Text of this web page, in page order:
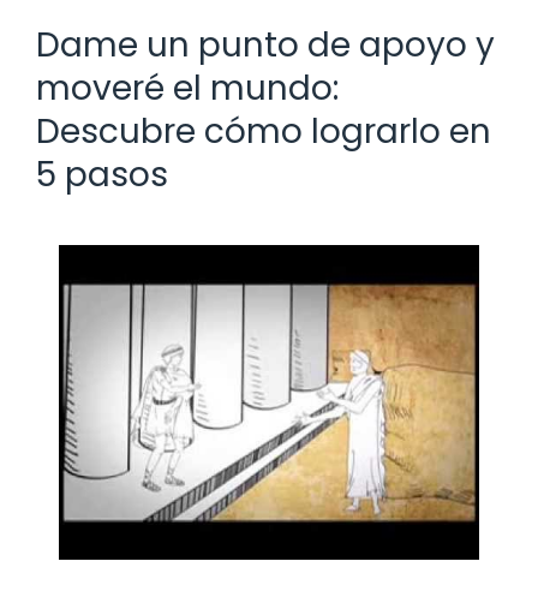
Dame un punto de apoyo y
moveré el mundo:
Descubre cómo lograrlo en
5 pasos